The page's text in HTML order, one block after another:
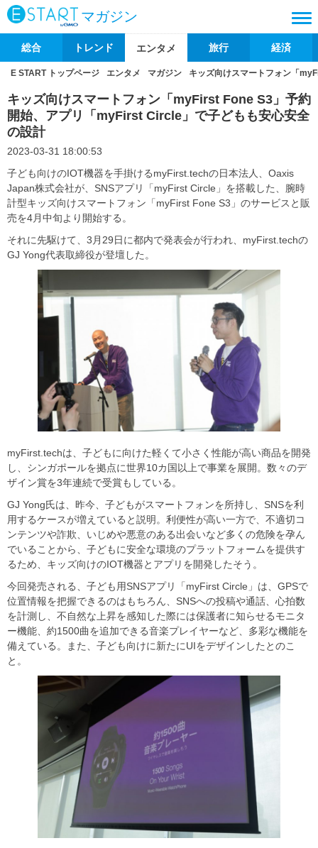
マガジン
総合 トレンド エンタメ 旅行 経済
E START トップページ エンタメ マガジン キッズ向けスマートフォン「
キッズ向けスマートフォン「myFirst Fone S3」予約
開始、アプリ「myFirst Circle」で子どもも安心安全
の設計
2023-03-31 18:00:53
子ども向けのIOT機器を手掛けるmyFirst.techの日本法人、Oaxis
Japan株式会社が、SNSアプリ「myFirst Circle」を搭載した、腕時
計型キッズ向けスマートフォン「myFirst Fone S3」のサービスと販
売を4月中旬より開始する。
それに先駆けて、3月29日に都内で発表会が行われ、myFirst.techの
GJ Yong代表取締役が登壇した。
myFirst.techは、子どもに向けた軽くて小さく性能が高い商品を開発
し、シンガポールを拠点に世界10カ国以上で事業を展開。数々のデ
ザイン賞を3年連続で受賞もしている。
GJ Yong氏は、昨今、子どもがスマートフォンを所持し、SNSを利
用するケースが増えていると説明。利便性が高い一方で、不適切コ
ンテンツや詐欺、いじめや悪意のある出会いなど多くの危険を孕ん
でいることから、子どもに安全な環境のプラットフォームを提供す
るため、キッズ向けのIOT機器とアプリを開発したそう。
今回発売される、子ども用SNSアプリ「myFirst Circle」は、GPSで
位置情報を把握できるのはもちろん、SNSへの投稿や通話、心拍数
を計測し、不自然な上昇を感知した際には保護者に知らせるモニタ
ー機能、約1500曲を追加できる音楽プレイヤーなど、多彩な機能を
備えている。また、子ども向けに新たにUIをデザインしたとのこ
と。